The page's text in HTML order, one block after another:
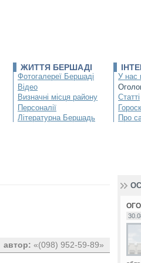
ЖИТТЯ БЕРШАДІ
Фотогалереї Бершаді
Відео
Визначні місця району
Персоналії
Літературна Бершадь
У нас
Статті
Про
автор: «(098) 952-59-89»